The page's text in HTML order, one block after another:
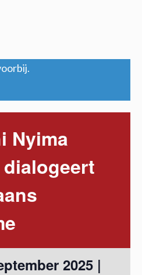
Nyima
2025 |